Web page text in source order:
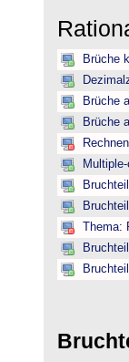
Brüche
Brüche
Brüche